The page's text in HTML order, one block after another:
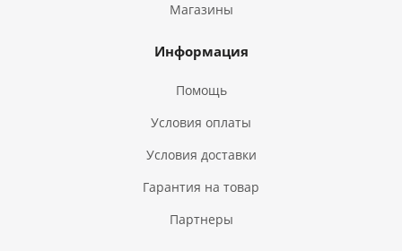
Магазины
Информация
Помощь
Условия оплаты
Условия доставки
Гарантия на товар
Партнеры